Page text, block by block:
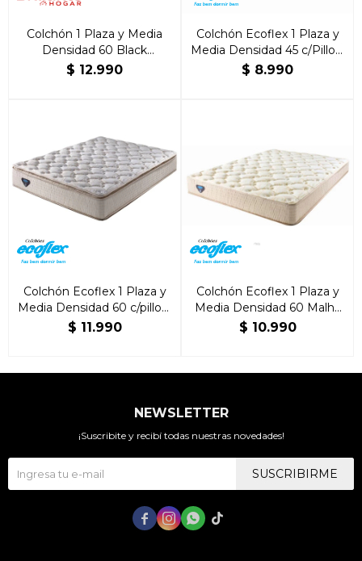
Colchón 1 Plaza y Media
Densidad 60 Black
110x190x25 - Colchón
$ 12.990
Colchón Ecoflex 1 Plaza y
Media Densidad 45 c/Pillow
1.20x1.90.20 - Colchón
$ 8.990
Colchón Ecoflex 1 Plaza y
Media Densidad 60 c/pillow
1.20x1.90x25cm - Colchón
$ 11.990
Colchón Ecoflex 1 Plaza y
Media Densidad 60 Malha
1.20x1.90x25cm - Colchón
$ 10.990
NEWSLETTER
¡Suscribite y recibí todas nuestras novedades!
SUSCRIBIRME
   